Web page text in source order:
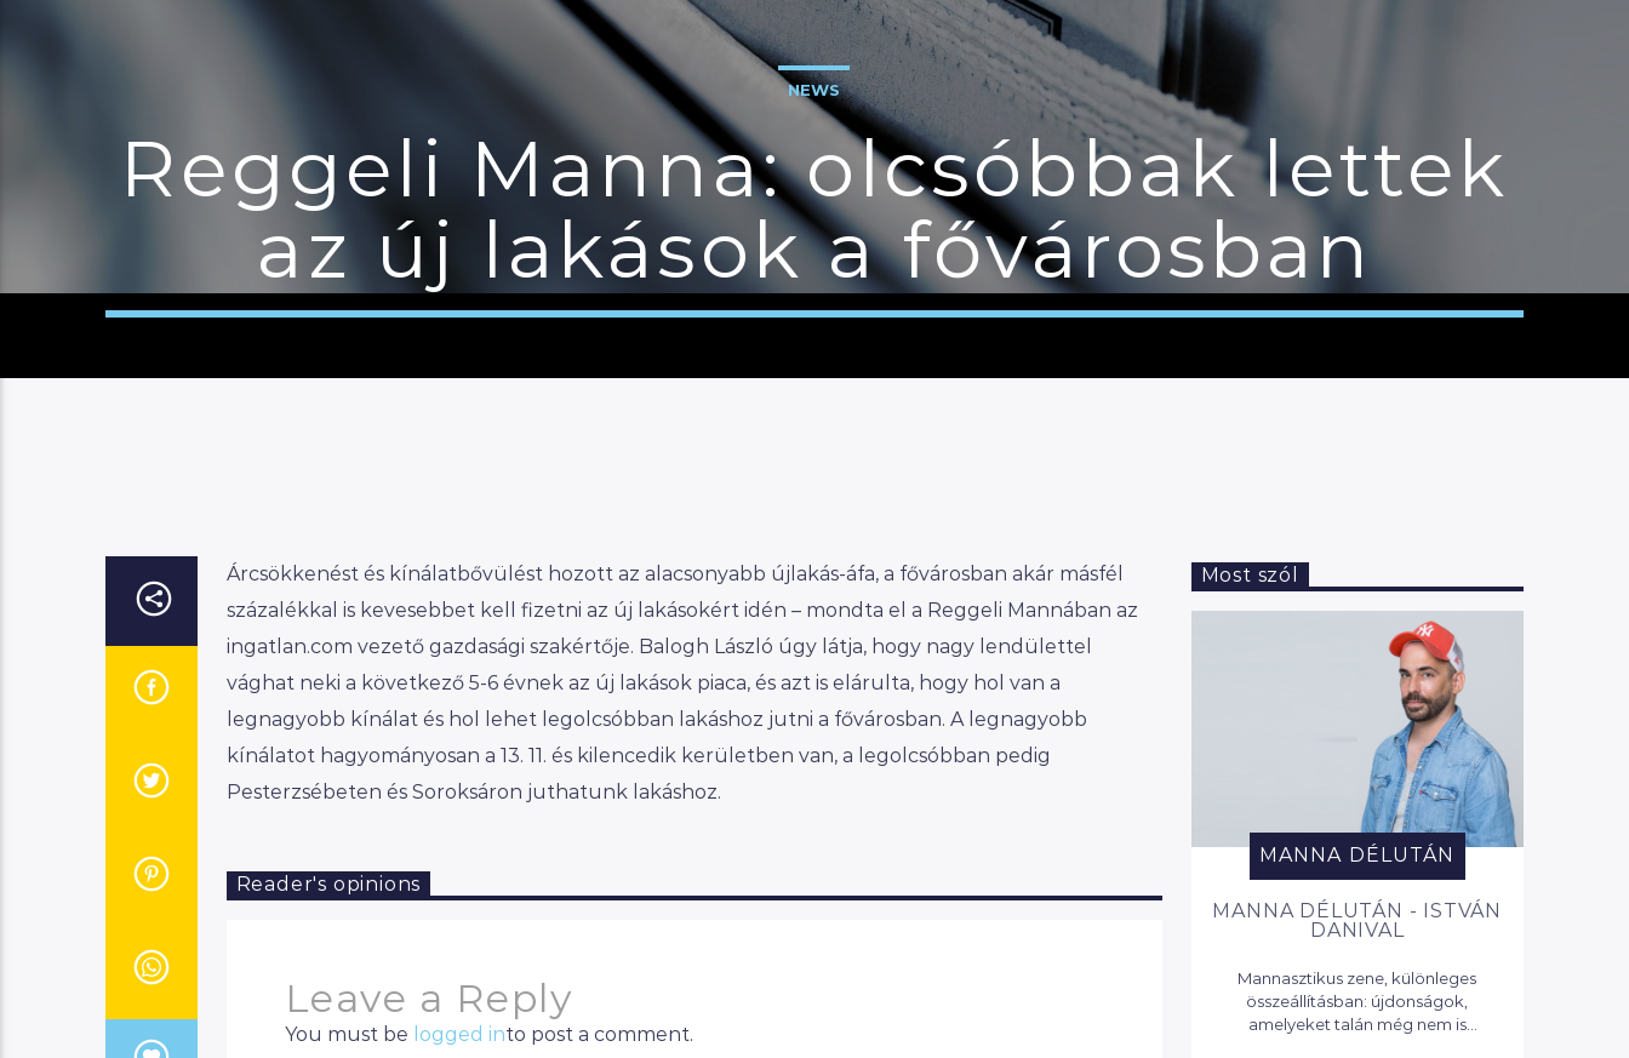
NEWS
Reggeli Manna: olcsóbbak lettek
az új lakások a fővárosban
Árcsökkenést és kínálatbővülést hozott az alacsonyabb újlakás-áfa, a fővárosban akár másfél
százalékkal is kevesebbet kell fizetni az új lakásokért idén – mondta el a Reggeli Mannában az
ingatlan.com vezető gazdasági szakértője. Balogh László úgy látja, hogy nagy lendülettel
vághat neki a következő 5-6 évnek az új lakások piaca, és azt is elárulta, hogy hol van a
legnagyobb kínálat és hol lehet legolcsóbban lakáshoz jutni a fővárosban. A legnagyobb
kínálatot hagyományosan a 13. 11. és kilencedik kerületben van, a legolcsóbban pedig
Pesterzsébeten és Soroksáron juthatunk lakáshoz.
Reader's opinions
Leave a Reply
You must be logged into post a comment.
Most szól
MANNA DÉLUTÁN
MANNA DÉLUTÁN - ISTVÁN
DANIVAL
Mannasztikus zene, különleges
összeállításban: újdonságok,
amelyeket talán még nem is